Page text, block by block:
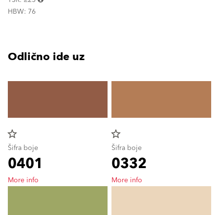
HBW: 76
Odlično ide uz
star_border
Šifra boje
0401
More info
star_border
Šifra boje
0332
More info